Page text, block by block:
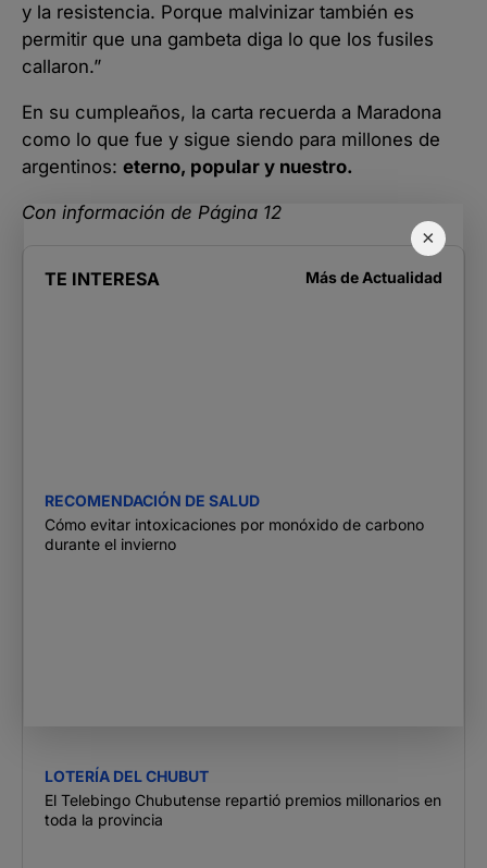
×
y la resistencia. Porque malvinizar también es
permitir que una gambeta diga lo que los fusiles
callaron.”
En su cumpleaños, la carta recuerda a Maradona
como lo que fue y sigue siendo para millones de
argentinos: eterno, popular y nuestro.
Con información de Página 12
TE INTERESA Más de Actualidad
RECOMENDACIÓN DE SALUD
Cómo evitar intoxicaciones por monóxido de carbono
durante el invierno
LOTERÍA DEL CHUBUT
El Telebingo Chubutense repartió premios millonarios en
toda la provincia